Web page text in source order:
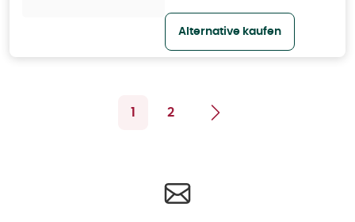
Alternative kaufen
1 2